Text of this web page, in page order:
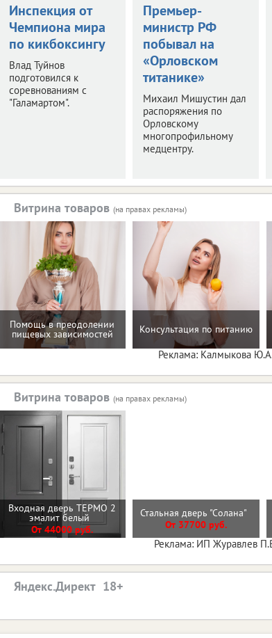
Инспекция от
Чемпиона мира
по кикбоксингу
Влад Туйнов
подготовился к
соревнованиям с
"Галамартом".
Премьер-
министр РФ
побывал на
«Орловском
титанике»
Михаил Мишустин дал
распоряжения по
Орловскому
многопрофильному
медцентру.
Витрина товаров (на правах рекламы)
Помощь в преодолении
пищевых зависимостей Консультация по питанию
Реклама: Калмыкова
Витрина товаров (на правах рекламы)
Входная дверь ТЕРМО 2
эмалит белый
От 44000 руб.
Стальная дверь "Солана"
От 37700 руб.
Реклама: ИП Журавлев
Яндекс.Директ